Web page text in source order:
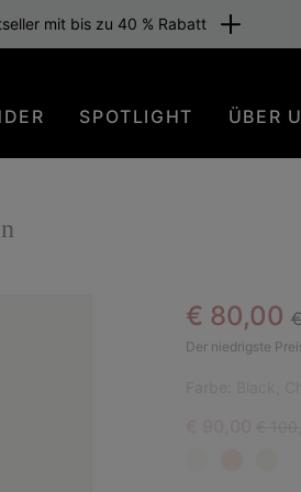
mit bis zu 40 % Rabatt
SPOTLIGHT ÜBER
Sale
€ 80,00
Der niedrigste